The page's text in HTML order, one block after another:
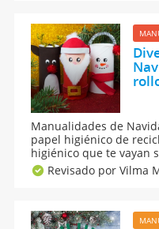
Manualidades de
papel higiénico de
higiénico que te vayan
de Navidad caseros
un muñeco de nieve o
Revisado por Vilma